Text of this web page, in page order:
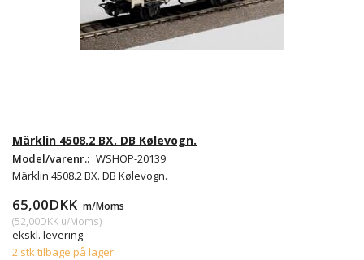
Märklin 4508.2 BX. DB Kølevogn.
Model/varenr.: WSHOP-20139
Märklin 4508.2 BX. DB Kølevogn.
65,00DKK m/Moms
(52,00DKK u/Moms)
ekskl. levering
2 stk tilbage på lager